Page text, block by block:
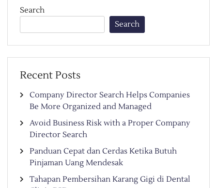
Search
Search
Recent Posts
Company Director Search Helps Companies
Be More Organized and Managed
Avoid Business Risk with a Proper Company
Director Search
Panduan Cepat dan Cerdas Ketika Butuh
Pinjaman Uang Mendesak
Tahapan Pembersihan Karang Gigi di Dental